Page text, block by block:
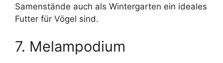
Samenstände auch als Wintergarten ein ideales
Futter für Vögel sind.
7. Melampodium